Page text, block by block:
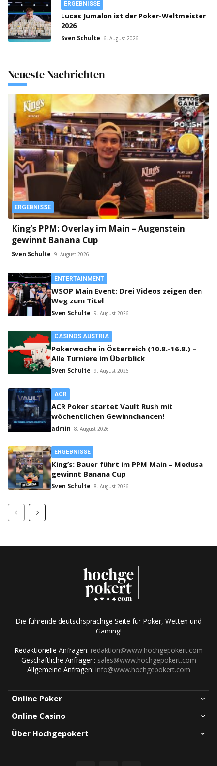
ERGEBNISSE
Lucas Jumalon ist der Poker-Weltmeister
2026
Sven Schulte 6. August 2026
Neueste Nachrichten
ERGEBNISSE
King’s PPM: Overlay im Main – Augenstein
gewinnt Banana Cup
Sven Schulte 9. August 2026
ENTERTAINMENT
WSOP Main Event: Drei Videos zeigen den
Weg zum Titel
Sven Schulte 9. August 2026
CASINOS AUSTRIA
Pokerwoche in Österreich (10.8.-16.8.) –
Alle Turniere im Überblick
Sven Schulte 9. August 2026
ACR
ACR Poker startet Vault Rush mit
wöchentlichen Gewinnchancen!
admin 8. August 2026
ERGEBNISSE
King’s: Bauer führt im PPM Main – Medusa
gewinnt Banana Cup
Sven Schulte 8. August 2026
Die führende deutschsprachige Seite für Poker, Wetten und
Gaming!
Redaktionelle Anfragen: redaktion@www.hochgepokert.com
Geschäftliche Anfragen: sales@www.hochgepokert.com
Allgemeine Anfragen: info@www.hochgepokert.com
Online Poker
Online Casino
Über Hochgepokert